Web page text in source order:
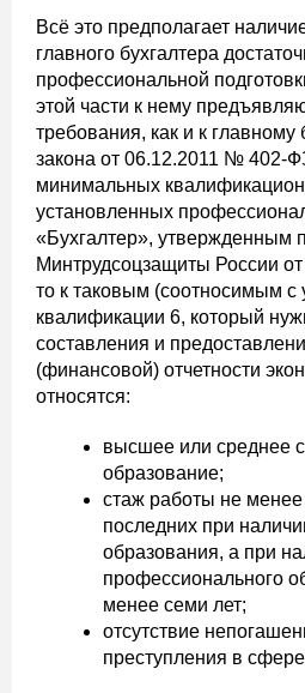
Всё это предполагает
главного бухгалтера
профессиональной
этой части к нему
требования, как и к главному
закона от 06.12.2011 № 402-
минимальных
установленных
«Бухгалтер», утвержденным
Минтрудсоцзащиты России
то к таковым (соотносимым с
квалификации 6, который
составления и
(финансовой) отчетности
относятся:
высшее или среднее
образование;
стаж работы не менее
последних при
образования, а при
профессионального
менее семи лет;
отсутствие
преступления в